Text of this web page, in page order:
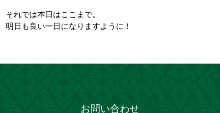
それでは本日はここまで。
明日も良い一日になりますように！
お問い合わせ